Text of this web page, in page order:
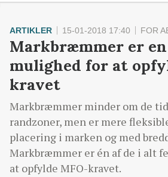
ARTIKLER 15-01-2018 17:40 FOR
Markbræmmer er
mulighed for at
kravet
Markbræmmer minder om de
randzoner, men er mere
placering i marken og med
Markbræmmer er én af de i alt
at opfylde MFO-kravet.